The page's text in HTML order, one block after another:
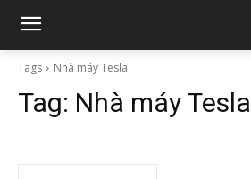
Tags Nhà máy Tesla
Tag: Nhà máy Tesla